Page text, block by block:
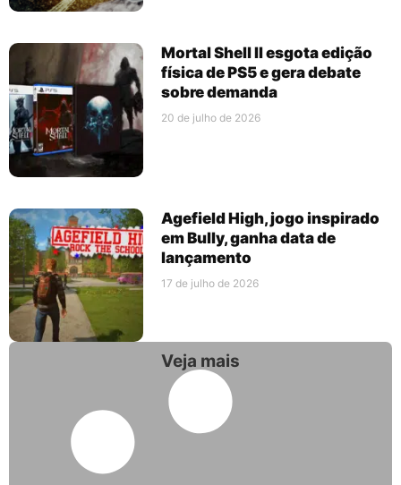
Mortal Shell II esgota edição
física de PS5 e gera debate
sobre demanda
20 de julho de 2026
Agefield High, jogo inspirado
em Bully, ganha data de
lançamento
17 de julho de 2026
Veja mais